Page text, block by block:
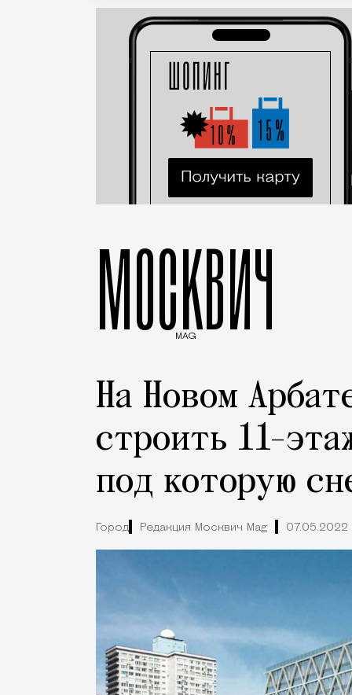
МОСКВИЧ
MAG
На Новом
строить 11-
под которую
Город Редакция Москвич Mag 07.05.2022